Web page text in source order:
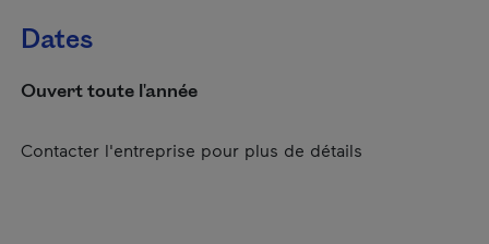
Dates
Ouvert toute l'année
Contacter l'entreprise pour plus de détails